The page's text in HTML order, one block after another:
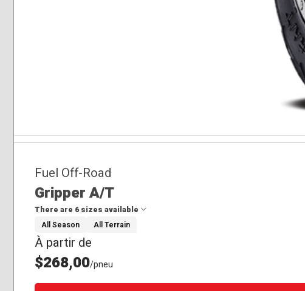
Fuel Off-Road
Gripper A/T
There are 6 sizes available
33x12.50R18
33x12.50R20
37x12.50R20
265/70R17
All Season All Terrain
À partir de
$268,00/pneu